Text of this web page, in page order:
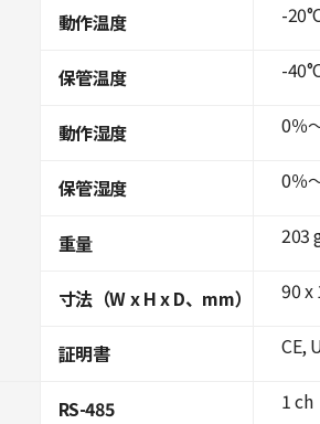
動作温度
保管温度
動作湿度
保管湿度
重量
寸法（W x H x D、mm）
証明書
RS-485
-
-
0％
0％
203
90 x
CE,
1 ch